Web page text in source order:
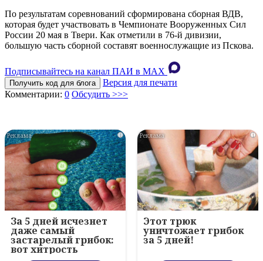
По результатам соревнований сформирована сборная ВДВ,
которая будет участвовать в Чемпионате Вооруженных Сил
России 20 мая в Твери. Как отметили в 76-й дивизии,
большую часть сборной составят военнослужащие из Пскова.
Подписывайтесь на канал ПАИ в MAХ
Получить код для блога
Версия для печати
Комментарии: 0 Обсудить >>>
i
За 5 дней исчезнет
даже самый
застарелый грибок:
вот хитрость
i
Этот трюк
уничтожает грибок
за 5 дней!